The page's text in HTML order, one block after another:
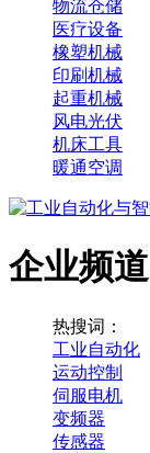
物流仓储
医疗设备
橡塑机械
印刷机械
起重机械
风电光伏
机床工具
暖通空调
企业频道
热搜词：
工业自动化
运动控制
伺服电机
变频器
传感器